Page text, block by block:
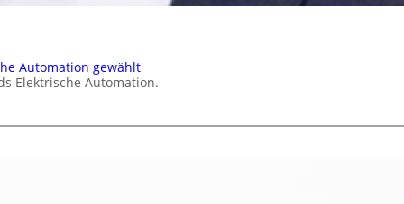
Automation gewählt
Elektrische Automation.